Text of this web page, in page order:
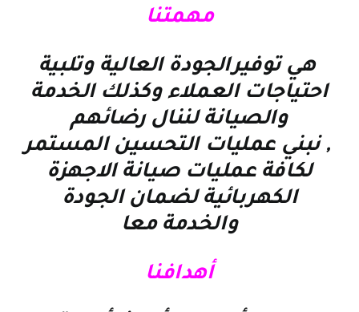
مهمتنا
هي توفيرالجودة العالية وتلبية
احتياجات العملاء وكذلك الخدمة
والصيانة لننال رضائهم
, نبني عمليات التحسين المستمر
لكافة عمليات صيانة الاجهزة
الكهربائية لضمان الجودة
والخدمة معا
أهدافنا